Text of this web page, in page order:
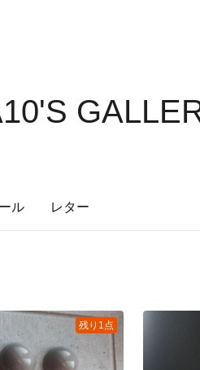
ル レター
残り1点